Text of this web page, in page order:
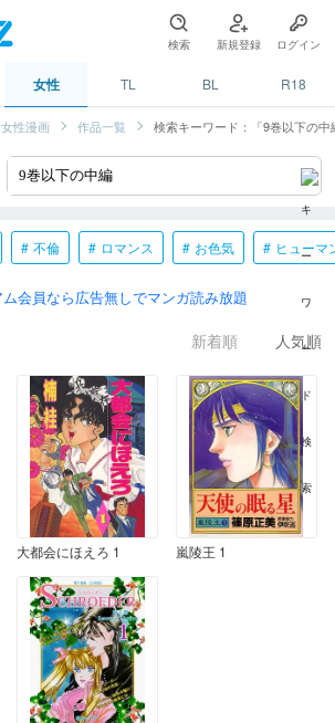
検索 新規登録 ログイン
女性 TL BL R18
女性漫画 作品一覧 検索キーワード：「9巻以下の中
不倫 ロマンス お色気 ヒューマ
新着順 人気順
大都会にほえろ 1 嵐陵王 1